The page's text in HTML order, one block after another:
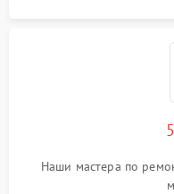
Наши мастера по